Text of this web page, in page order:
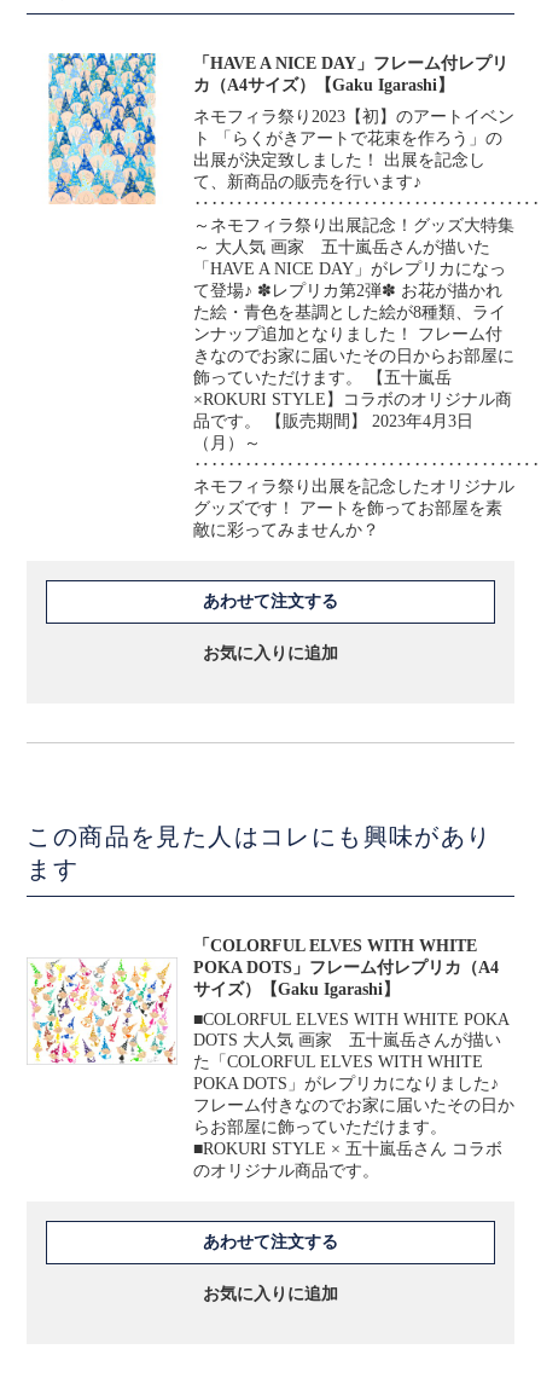
「HAVE A NICE DAY」フレーム付レプリ
カ（A4サイズ）【Gaku Igarashi】
ネモフィラ祭り2023【初】のアートイベン
ト 「らくがきアートで花束を作ろう」の
出展が決定致しました！ 出展を記念し
て、新商品の販売を行います♪
～ネモフィラ祭り出展記念！グッズ大特集
～ 大人気 画家 五十嵐岳さんが描いた
「HAVE A NICE DAY」がレプリカになっ
て登場♪ ✽レプリカ第2弾✽ お花が描かれ
た絵・青色を基調とした絵が8種類、ライ
ンナップ追加となりました！ フレーム付
きなのでお家に届いたその日からお部屋に
飾っていただけます。 【五十嵐岳
×ROKURI STYLE】コラボのオリジナル商
品です。 【販売期間】 2023年4月3日
（月）～
ネモフィラ祭り出展を記念したオリジナル
グッズです！ アートを飾ってお部屋を素
敵に彩ってみませんか？
あわせて注文する
お気に入りに追加
この商品を見た人はコレにも興味があり
ます
「COLORFUL ELVES WITH WHITE
POKA DOTS」フレーム付レプリカ（A4
サイズ）【Gaku Igarashi】
■COLORFUL ELVES WITH WHITE POKA
DOTS 大人気 画家 五十嵐岳さんが描い
た「COLORFUL ELVES WITH WHITE
POKA DOTS」がレプリカになりました♪
フレーム付きなのでお家に届いたその日か
らお部屋に飾っていただけます。
■ROKURI STYLE × 五十嵐岳さん コラボ
のオリジナル商品です。
あわせて注文する
お気に入りに追加